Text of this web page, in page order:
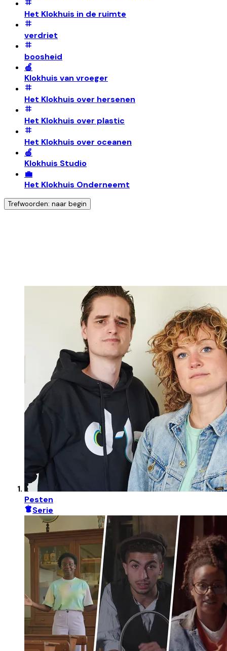
Het Klokhuis in de ruimte
verdriet
boosheid
🍏
Klokhuis van vroeger
Het Klokhuis over hersenen
Het Klokhuis over plastic
Het Klokhuis over oceanen
🍏
Klokhuis Studio
💼
Het Klokhuis Onderneemt
Trefwoorden: naar begin
Pesten
Serie